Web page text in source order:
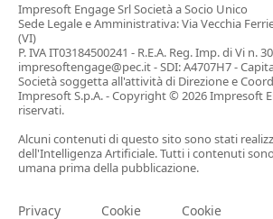
Impresoft Engage Srl Società a Socio Unico
Sede Legale e Amministrativa: Via Vecchia
(VI)
P. IVA IT03184500241 - R.E.A. Reg. Imp. di Vi n.
impresoftengage@pec.it - SDI: A4707H7 -
Società soggetta all'attività di Direzione e
Impresoft S.p.A. - Copyright © 2026 Impresoft
riservati.
Alcuni contenuti di questo sito sono stati
dell'Intelligenza Artificiale. Tutti i contenuti
umana prima della pubblicazione.
Privacy
Cookie
Cookie